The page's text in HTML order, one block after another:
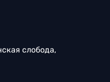
слобода,